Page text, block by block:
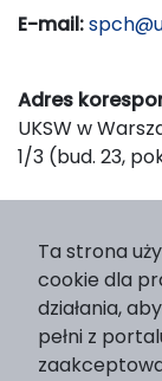
E-mail:
Adres
UKSW w
1/3 (bud. 23,
Wydawnictwo
nr 2, 01-815
Strona WWW
e-mail:
Ta strona
cookie dla
działania,
pełni z